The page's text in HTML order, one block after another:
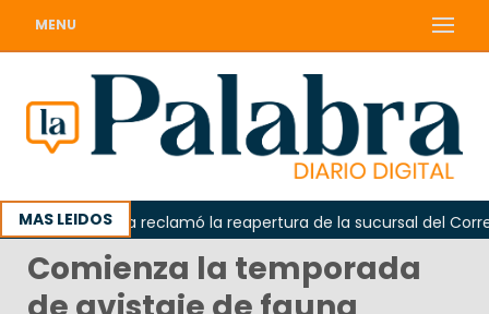
MENU
MAS LEIDOS
Odarda reclamó la reapertura de la sucursal del Correo
Comienza la temporada